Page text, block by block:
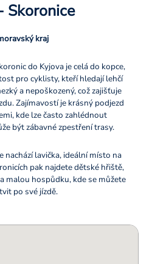
Skoronice
kraj
do Kyjova je celá do kopce,
pro cyklisty, kteří hledají lehčí
a nepoškozený, což zajišťuje
Zajímavostí je krásný podjezd
kde lze často zahlédnout
být zábavné zpestření trasy.
nachází lavička, ideální místo na
pak najdete dětské hřiště,
malou hospůdku, kde se můžete
po své jízdě.